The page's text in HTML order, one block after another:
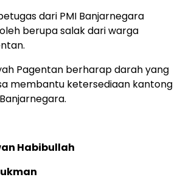
dari PMI Banjarnegara
berupa salak dari warga
Pagentan berharap darah yang
membantu ketersediaan kantong
Habibullah